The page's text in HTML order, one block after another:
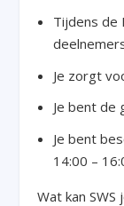
Tijdens de
Je zorgt
Je bent de
Je bent
14:00 –
Wat kan SWS